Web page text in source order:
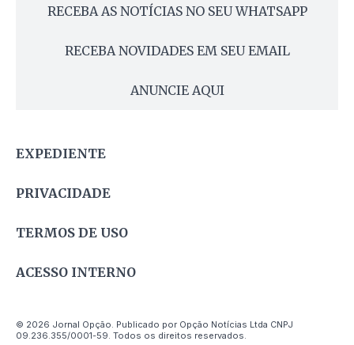
RECEBA AS NOTÍCIAS NO SEU WHATSAPP
RECEBA NOVIDADES EM SEU EMAIL
ANUNCIE AQUI
EXPEDIENTE
PRIVACIDADE
TERMOS DE USO
ACESSO INTERNO
© 2026 Jornal Opção. Publicado por Opção Notícias Ltda CNPJ
09.236.355/0001-59. Todos os direitos reservados.